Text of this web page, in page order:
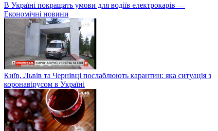
В Україні покращать умови для водіїв електрокарів —
Економічні новини
Київ, Львів та Чернівці послаблюють карантин: яка ситуація з
коронавірусом в Україні